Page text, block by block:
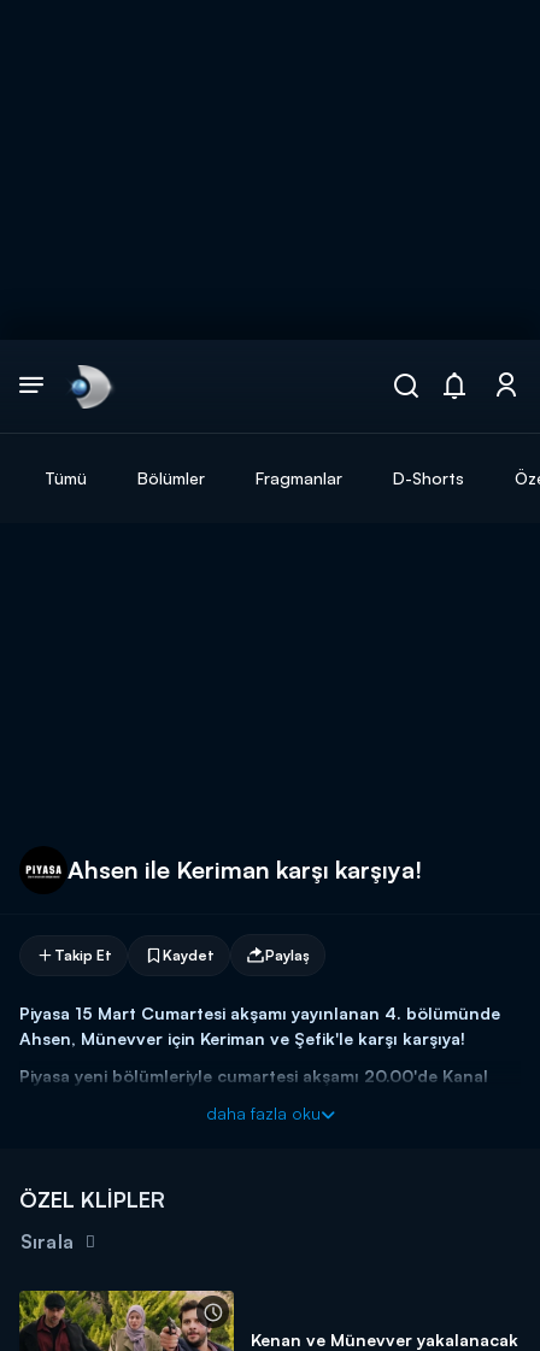
Tümü Bölümler Fragmanlar D-Shorts
Ahsen ile Keriman karşı karşıya!
Takip Et Kaydet Paylaş
Piyasa 15 Mart Cumartesi akşamı yayınlanan 4. bölümünde
Ahsen, Münevver için Keriman ve Şefik'le karşı karşıya!
Piyasa yeni bölümleriyle cumartesi akşamı 20.00'de Kanal
daha fazla oku
ÖZEL KLİPLER
Sırala
Kenan ve Münevver yakalanacak